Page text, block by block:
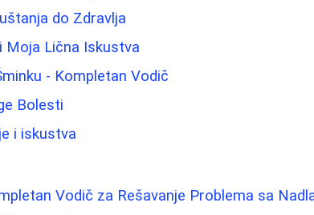
do Zdravlja
Moja Lična Iskustva
- Kompletan Vodič
Bolesti
i iskustva
Vodič za Rešavanje Problema sa